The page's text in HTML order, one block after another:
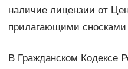
наличие лицензии от
прилагающими
В Гражданском Кодексе